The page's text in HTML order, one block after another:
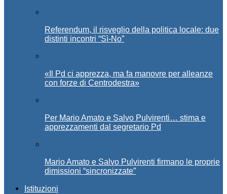
Referendum, il risveglio della politica locale: due
distinti incontri “Sì-No”
«Il Pd ci apprezza, ma fa manovre per alleanze
con forze di Centrodestra»
Per Mario Amato e Salvo Pulvirenti… stima e
apprezzamenti dal segretario Pd
Mario Amato e Salvo Pulvirenti firmano le proprie
dimissioni “sincronizzate”
Istituzioni